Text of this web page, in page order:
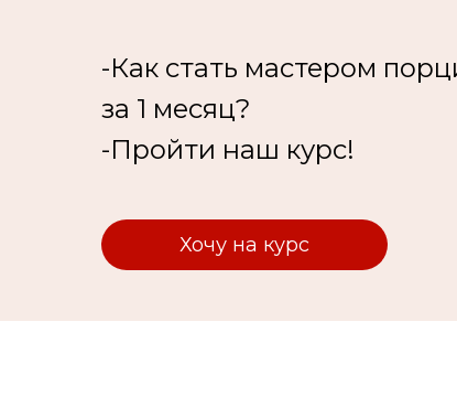
Хочу на курс
-Как стать мастером
за 1 месяц?
-Пройти наш курс!